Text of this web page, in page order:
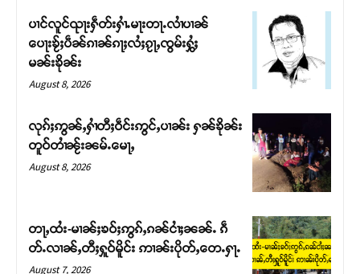
ပၢင်လူင်ၺႃးႁဵတ်းႁၢႆႉမႃးတႃႉလၢႆပၢၼ် ​​
ပေႃးၶႂ်ႈပဵၼ်ၵၢၼ်ၵႃႈလႆႈၵႂႃႇၸွမ်းႁွႆႈ
မၼ်းၶိုၼ်း
August 8, 2026
လုၵ်ႈဢွၼ်ႇႁၢႆတီႈဝဵင်းဢွင်ႇပၢၼ်း ႁၼ်ၶိုၼ်း
တူဝ်တၢႆၼႂ်းၼမ်ႉမေႃႇ
August 8, 2026
တႃႇထႆး-မၢၼ်ႈၶဝ်ႈဢွၵ်ႇၵၼ်ငၢႆႈၼၼ်ႉ ၵဵ
တ်ႉလၢၼ်ႇတီႈႁူဝ်မိူင်း ဢၢၼ်းပိုတ်ႇတေႉႁႃႉ
August 7, 2026